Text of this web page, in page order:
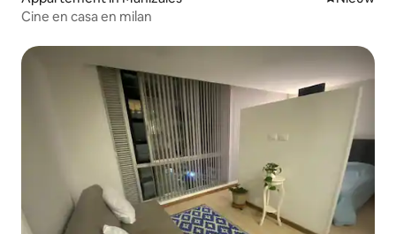
Cine en casa en milan